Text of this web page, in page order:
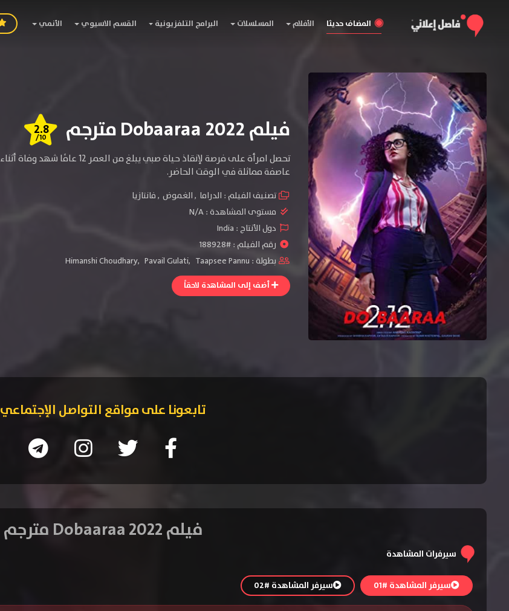
المضاف حديثا الأفلام المسلسلات البرامج التلفزيونية القسم الاسيوي الأنمي
فيلم Dobaaraa 2022 مترجم 2.8
/10
عاصفة مماثلة في الوقت الحاضر.
تصنيف الفيلم : الدراما ,الغموض ,فانتازيا
مستوى المشاهدة :N/A
دول الأنتاج : India
رقم الفيلم : #188928
بطولة :
Himanshi Choudhary, Pavail Gulati, Taapsee Pannu
أضف إلى المشاهدة لاحقاً
تابعونا على مواقع التواصل الإجتماعي
فيلم Dobaaraa 2022 مترجم
سيرفرات المشاهدة
سيرفر المشاهدة #01 سيرفر المشاهدة #02